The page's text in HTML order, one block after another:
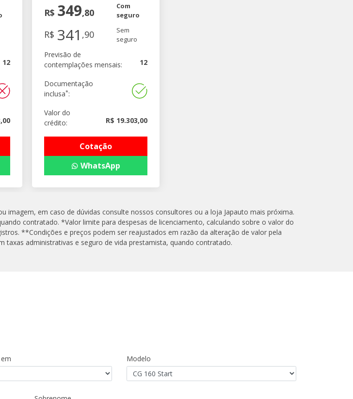
12
R$ 349,80
Com
seguro
R$ 341 ,90
Sem
seguro
Previsão de
contemplações mensais:
12
Documentação
inclusa*:
Valor do
crédito:
R$ 19.303,00
Cotação
WhatsApp
imagem, em caso de dúvidas consulte nossos consultores ou a loja Japauto mais próxima.
contratado. *Valor limite para despesas de licenciamento, calculando sobre o valor do
**Condições e preços podem ser reajustados em razão da alteração de valor pela
administrativas e seguro de vida prestamista, quando contratado.
Modelo